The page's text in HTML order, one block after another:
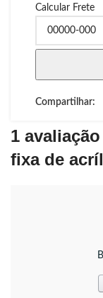
Calcular Frete
Compartilhar:
1
fixa de